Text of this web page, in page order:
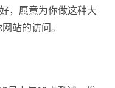
，愿意为你做这种大
站的访问。